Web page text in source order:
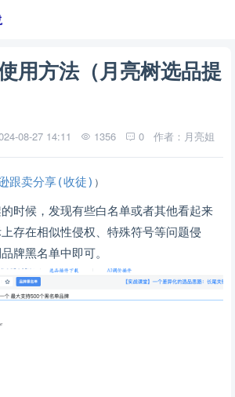
用方法（月亮树选品提
08-27 14:11 1356 0 作者：月亮姐
跟卖分享(收徒) ）
时候，发现有些白名单或者其他看起来
存在相似性侵权、特殊符号等问题侵
牌黑名单中即可。